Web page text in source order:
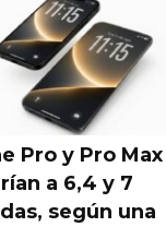
Pro y Pro Max
a 6,4 y 7
según una